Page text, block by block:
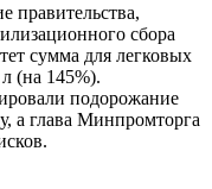
правительства,
сбора
сумма для легковых
(на 145%).
подорожание
а глава Минпромторга